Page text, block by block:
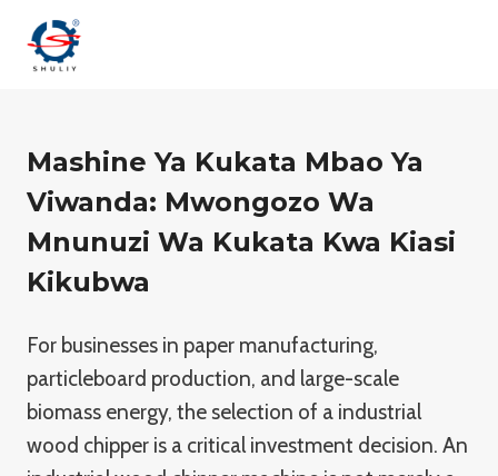
Mashine Ya Kukata Mbao Ya
Viwanda: Mwongozo Wa
Mnunuzi Wa Kukata Kwa Kiasi
Kikubwa
For businesses in paper manufacturing,
particleboard production, and large-scale
biomass energy, the selection of a industrial
wood chipper is a critical investment decision. An